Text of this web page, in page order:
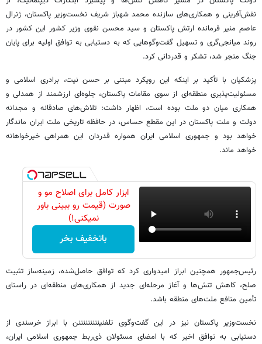
نقش‌آفرینی و همکاری‌های سازنده محمد شهباز شریف نخست‌وزیر پاکستان، ژنرال
عاصم منیر فرمانده ارتش پاکستان و سید محسن نقوی وزیر کشور این کشور در
روند میانجی‌گری و تسهیل گفت‌وگوهایی که به دستیابی به توافق اولیه برای پایان
جنگ منجر شد، تشکر و قدردانی کرد.
پزشکیان با تأکید بر اینکه این رویکرد مبتنی بر حسن نیت، برادری اسلامی و
مسئولیت‌پذیری منطقه‌ای از سوی مقامات پاکستان، جلوه‌ای ارزشمند از همدلی و
همکاری میان دو ملت بوده است، اظهار داشت: تلاش‌های صادقانه و مجدانه
دولت و ملت پاکستان در این مقطع حساس، در حافظه تاریخی ملت ایران ماندگار
خواهد بود و جمهوری اسلامی ایران همواره قدردان این همراهی خیرخواهانه
خواهد ماند.
ابزار کامل برای اصلاح مو و
صورت (قیمت رو ببینی باور
نمیکنی!)
باتخفیف بخر
رئیس‌جمهور همچنین ابراز امیدواری کرد که توافق حاصل‌شده، زمینه‌ساز تثبیت
صلح، کاهش تنش‌ها و آغاز مرحله‌ای جدید از همکاری‌های منطقه‌ای در راستای
تأمین منافع ملت‌های منطقه باشد.
نخست‌وزیر پاکستان نیز در این گفت‌وگوی تلفنینننننننننن با ابراز خرسندی از
دستیابی به توافق اخیر که با امضای مسئولان ذی‌ربط جمهوری اسلامی ایران،